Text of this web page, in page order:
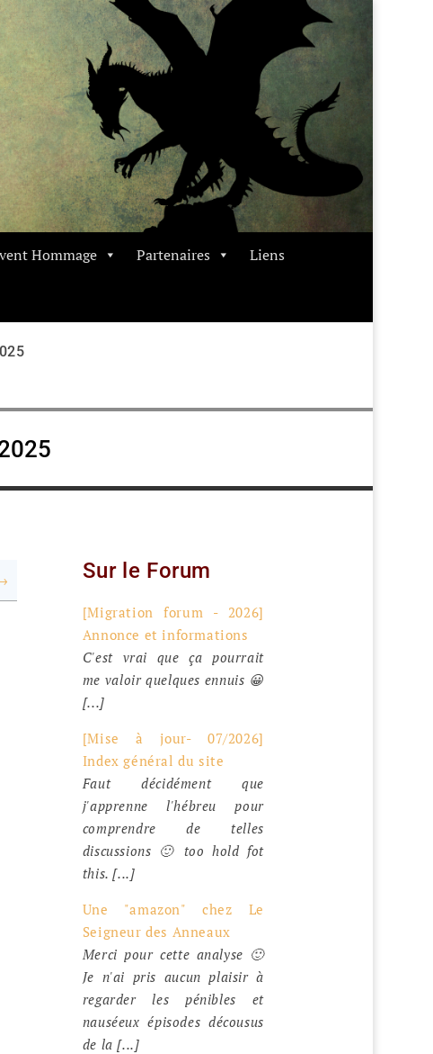
Hommage Partenaires Liens
Sur le Forum
[Migration forum - 2026]
Annonce et informations
C'est vrai que ça pourrait
me valoir quelques ennuis 😀
[...]
[Mise à jour- 07/2026]
Index général du site
Faut décidément que
j'apprenne l'hébreu pour
comprendre de telles
discussions 🙂 too hold fot
this. [...]
Une "amazon" chez Le
Seigneur des Anneaux
Merci pour cette analyse 🙂
Je n'ai pris aucun plaisir à
regarder les pénibles et
nauséeux épisodes décousus
de la [...]